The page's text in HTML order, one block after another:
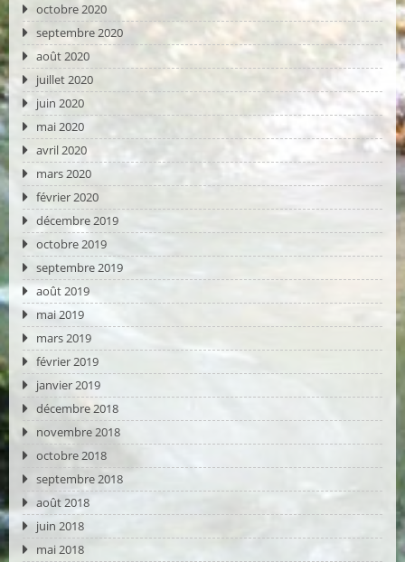
octobre 2020
septembre 2020
août 2020
juillet 2020
juin 2020
mai 2020
avril 2020
mars 2020
février 2020
décembre 2019
octobre 2019
septembre 2019
août 2019
mai 2019
mars 2019
février 2019
janvier 2019
décembre 2018
novembre 2018
octobre 2018
septembre 2018
août 2018
juin 2018
mai 2018